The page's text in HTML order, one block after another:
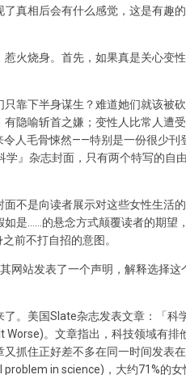
真相后会有什么感觉，这是有趣
火烧身。首先，如果真是关心变
靠下半身谋生？难道她们就该被
隐喻斩首之嫌；变性人比常人遭
人毛骨悚然——特别是一份很少刊
』杂志封面，只有两个特写的自
不是向读者展示对这些女性生活
是……的悬念方式颠覆读者的期望
前不打自招的意图。
网站发表了一个声明，解释选择这
。美国Slate杂志发表文章：「科
。文章指出，科技领域有排
抓住正好差不多在同一时间发表
in science)，大约71%的